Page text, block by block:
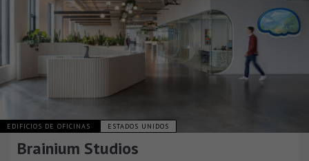
EDIFICIOS DE OFICINAS ESTADOS UNIDOS
Brainium Studios